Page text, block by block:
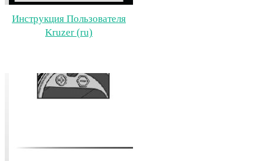
Инструкция Пользователя
Kruzer (ru)